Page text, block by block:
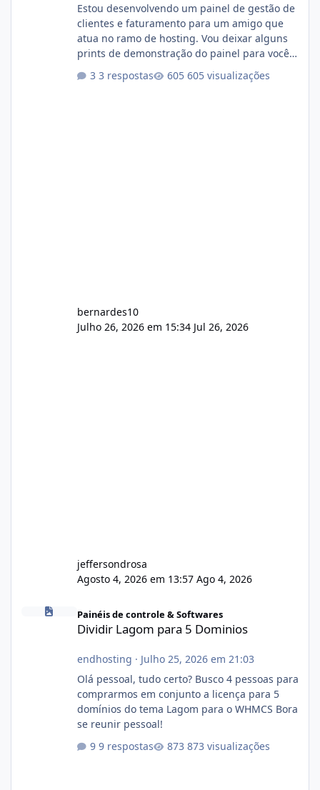
Estou desenvolvendo um painel de gestão de
clientes e faturamento para um amigo que
atua no ramo de hosting. Vou deixar alguns
prints de demonstração do painel para vocês
com cerca de 80% concluído e conta com
3 respostas 605 visualizações
bernardes10
Julho 26, 2026 em 15:34 Jul 26, 2026
jeffersondrosa
Agosto 4, 2026 em 13:57 Ago 4, 2026
Dividir Lagom para 5 Dominios
Painéis de controle & Softwares
Dividir Lagom para 5 Dominios
endhosting · Julho 25, 2026 em 21:03
Olá pessoal, tudo certo? Busco 4 pessoas para
comprarmos em conjunto a licença para 5
domínios do tema Lagom para o WHMCS Bora
se reunir pessoal!
9 respostas
873 visualizações